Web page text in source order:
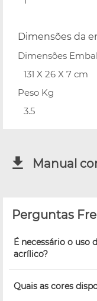
Dimensões da
Dimensões
131 X 26 X 7 cm
Peso Kg
3.5
Manual
Perguntas
É necessário o uso
acrílico?
Quais as cores